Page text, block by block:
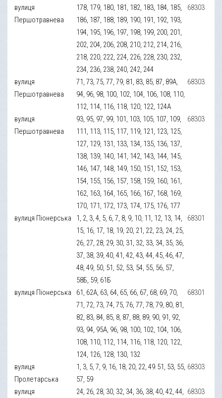
вулиця
Першотравнева
178, 179, 180, 181, 182, 183, 184, 185,
186, 187, 188, 189, 190, 191, 192, 193,
194, 195, 196, 197, 198, 199, 200, 201,
202, 204, 206, 208, 210, 212, 214, 216,
218, 220, 222, 224, 226, 228, 230, 232,
234, 236, 238, 240, 242, 244
68303
вулиця
Першотравнева
71, 73, 75, 77, 79, 81, 83, 85, 87, 89А,
94, 96, 98, 100, 102, 104, 106, 108, 110,
112, 114, 116, 118, 120, 122, 124А
68303
вулиця
Першотравнева
93, 95, 97, 99, 101, 103, 105, 107, 109,
111, 113, 115, 117, 119, 121, 123, 125,
127, 129, 131, 133, 134, 135, 136, 137,
138, 139, 140, 141, 142, 143, 144, 145,
146, 147, 148, 149, 150, 151, 152, 153,
154, 155, 156, 157, 158, 159, 160, 161,
162, 163, 164, 165, 166, 167, 168, 169,
170, 171, 172, 173, 174, 175, 176, 177
68303
вулиця Піонерська
1, 2, 3, 4, 5, 6, 7, 8, 9, 10, 11, 12, 13, 14,
15, 16, 17, 18, 19, 20, 21, 22, 23, 24, 25,
26, 27, 28, 29, 30, 31, 32, 33, 34, 35, 36,
37, 38, 39, 40, 41, 42, 43, 44, 45, 46, 47,
48, 49, 50, 51, 52, 53, 54, 55, 56, 57,
58Б, 59, 61Б
68301
вулиця Піонерська
61, 62А, 63, 64, 65, 66, 67, 68, 69, 70,
71, 72, 73, 74, 75, 76, 77, 78, 79, 80, 81,
82, 83, 84, 85, 8, 87, 88, 89, 90, 91, 92,
93, 94, 95А, 96, 98, 100, 102, 104, 106,
108, 110, 112, 114, 116, 118, 120, 122,
124, 126, 128, 130, 132
68301
вулиця
Пролетарська
1, 3, 5, 7, 9, 16, 18, 20, 22, 49.51, 53, 55,
57, 59
68303
вулиця 24, 26, 28, 30, 32, 34, 36, 38, 40, 42, 44, 68303